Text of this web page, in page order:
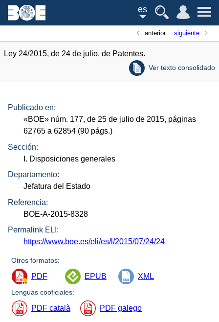
es
anterior siguiente
Ley 24/2015, de 24 de julio, de Patentes.
Ver texto consolidado
Publicado en:
«BOE» núm. 177, de 25 de julio de 2015, páginas
62765 a 62854 (90 págs.)
Sección:
I. Disposiciones generales
Departamento:
Jefatura del Estado
Referencia:
BOE-A-2015-8328
Permalink ELI:
https://www.boe.es/eli/es/l/2015/07/24/24
Otros formatos:
PDF EPUB XML
Lenguas cooficiales:
PDF català PDF galego